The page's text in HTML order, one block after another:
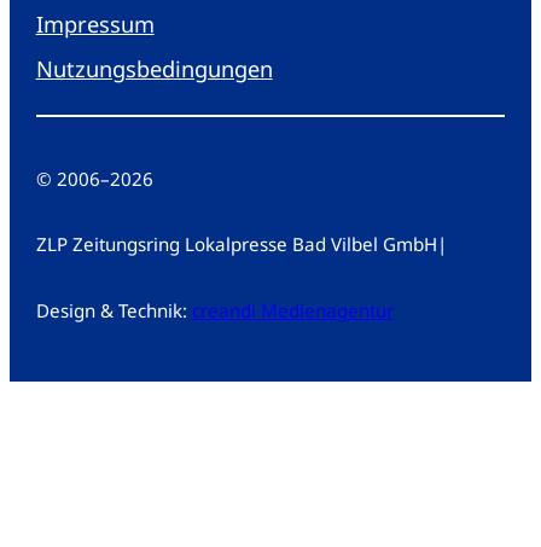
Impressum
Nutzungsbedingungen
© 2006–2026
ZLP Zeitungsring Lokalpresse Bad Vilbel GmbH |
Design & Technik: creandi Medienagentur